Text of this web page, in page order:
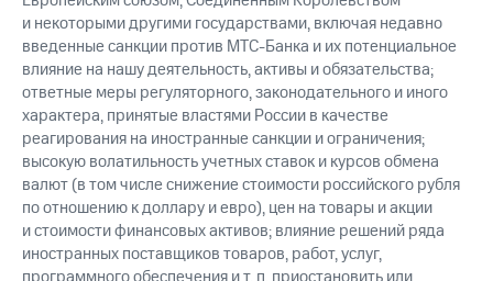
и некоторыми другими государствами, включая недавно
введенные санкции против МТС-Банка и их потенциальное
влияние на нашу деятельность, активы и обязательства;
ответные меры регуляторного, законодательного и иного
характера, принятые властями России в качестве
реагирования на иностранные санкции и ограничения;
высокую волатильность учетных ставок и курсов обмена
валют (в том числе снижение стоимости российского рубля
по отношению к доллару и евро), цен на товары и акции
и стоимости финансовых активов; влияние решений ряда
иностранных поставщиков товаров, работ, услуг,